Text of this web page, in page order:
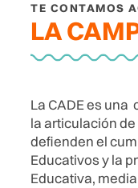
TE CONTAMOS
LA
La CADE es
la articulación
defienden el
Educativos y la
Educativa,